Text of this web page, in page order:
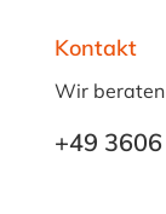
Kontakt
Wir beraten
+49